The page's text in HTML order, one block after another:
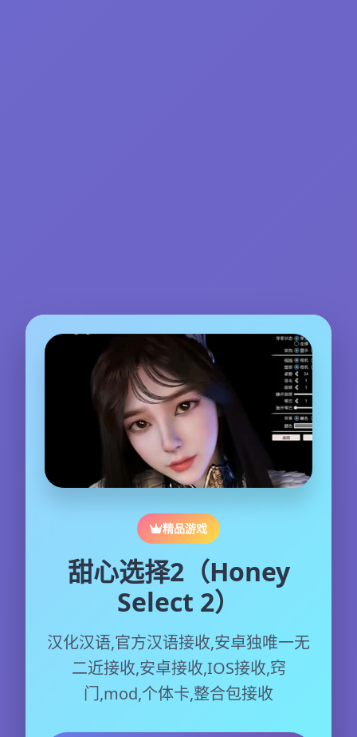
精品游戏
甜心选择2（Honey
Select 2）
汉化汉语,官方汉语接收,安卓独唯一无
二近接收,安卓接收,IOS接收,窍
门,mod,个体卡,整合包接收